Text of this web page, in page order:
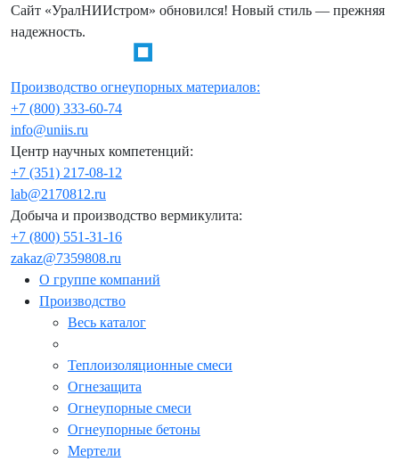
Сайт «УралНИИстром» обновился! Новый стиль — прежняя
надежность.
Производство огнеупорных материалов:
+7 (800) 333-60-74
info@uniis.ru
Центр научных компетенций:
+7 (351) 217-08-12
lab@2170812.ru
Добыча и производство вермикулита:
+7 (800) 551-31-16
zakaz@7359808.ru
О группе компаний
Производство
Весь каталог
Теплоизоляционные смеси
Огнезащита
Огнеупорные смеси
Огнеупорные бетоны
Мертели